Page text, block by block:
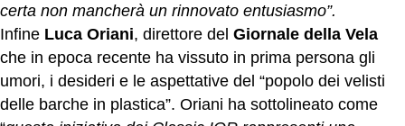
certa non mancherà un rinnovato entusiasmo”.
Infine Luca Oriani, direttore del Giornale della Vela
che in epoca recente ha vissuto in prima persona gli
umori, i desideri e le aspettative del “popolo dei velisti
delle barche in plastica”. Oriani ha sottolineato come